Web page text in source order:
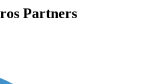
Partners